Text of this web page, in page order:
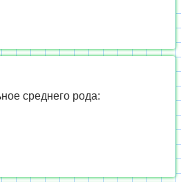
среднего рода: